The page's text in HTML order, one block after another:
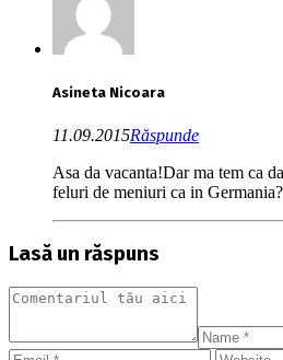
Asineta Nicoara
11.09.2015Răspunde
Asa da vacanta!Dar ma tem ca
feluri de meniuri ca in Germania?
Lasă un răspuns